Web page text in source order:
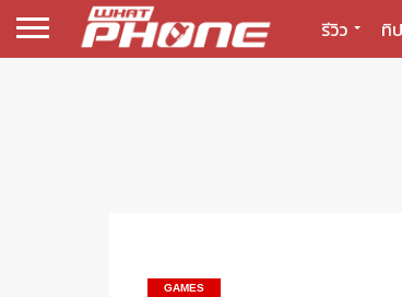
รีวิว ทิ
GAMES